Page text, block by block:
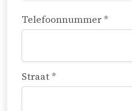
Telefoonnummer *
Straat *